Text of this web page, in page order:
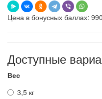
Цена в бонусных баллах:
Доступные
Вес
3,5 кг